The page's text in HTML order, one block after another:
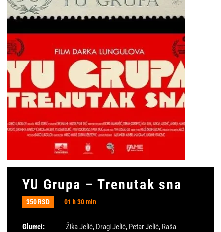
YU Grupa – Trenutak sna
350 RSD 01 h 30 min
Glumci: Žika Jelić, Dragi Jelić, Petar Jelić, Raša